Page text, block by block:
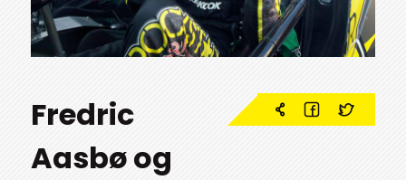
Fredric
Aasbø og